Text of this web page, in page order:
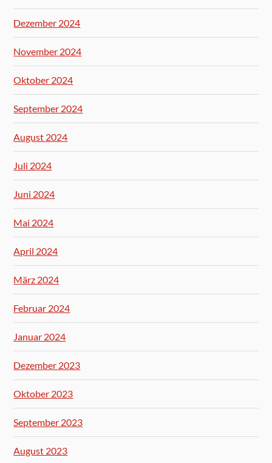
Dezember 2024
November 2024
Oktober 2024
September 2024
August 2024
Juli 2024
Juni 2024
Mai 2024
April 2024
März 2024
Februar 2024
Januar 2024
Dezember 2023
Oktober 2023
September 2023
August 2023